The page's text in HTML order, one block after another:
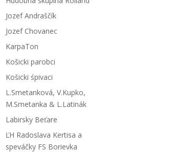
Jozef Andraščík
Jozef Chovanec
KarpaTon
Košicki parobci
Košicki śpivaci
L.Smetanková, V.Kupko,
M.Smetanka & L.Latinák
Labirsky Beťare
ĽH Radoslava Kertisa a
speváčky FS Borievka